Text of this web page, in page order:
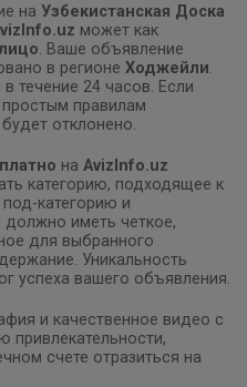
на Узбекистанская Доска
может как
. Ваше объявление
в регионе Ходжейли.
течение 24 часов. Если
правилам
отклонено.
на AvizInfo.uz
категорию, подходящее к
категорию и
иметь четкое,
для выбранного
Уникальность
успеха вашего объявления.
и качественное видео с
привлекательности,
счете отразиться на